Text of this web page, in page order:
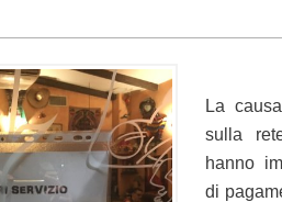
La
sulla
hanno
di